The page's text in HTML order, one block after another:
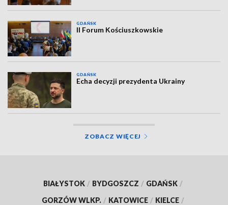
GDAŃSK
II Forum Kościuszkowskie
GDAŃSK
Echa decyzji prezydenta Ukrainy
ZOBACZ WIĘCEJ
BIAŁYSTOK / BYDGOSZCZ / GDAŃSK /
GORZÓW WLKP. / KATOWICE / KIELCE /